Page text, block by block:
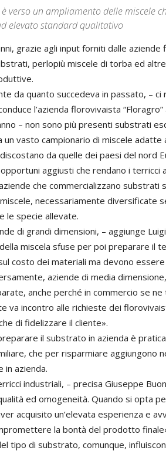
verso un ampliamento delle miscele
elevato standard qualitativo
grazie agli input forniti dalle
perlopiù miscele di torba ed
da quanto succedeva in passato, –
l’azienda florovivaista
– non sono più presenti substrati
un vasto campionario di miscele adatte
da quelle dei paesi del nord
aggiusti che rendano i terricci
che commercializzano
necessariamente diversificate
le specie allevate.
di grandi dimensioni, – aggiunge
miscela sfuse per poi preparare il
costo dei materiali ma devono
aziende di media
anche perché in commercio se
va incontro alle richieste dei
di fidelizzare il cliente».
il substrato in azienda è
che per risparmiare aggiungono
azienda.
industriali, – precisa Giuseppe
ed omogeneità. Quando si opta
acquisito un’elevata esperienza e
la bontà del prodotto
tipo di substrato, comunque,